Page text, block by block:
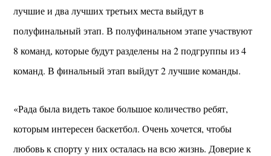
лучшие и два лучших третьих места выйдут в
полуфинальный этап. В полуфинальном этапе участвуют
8 команд, которые будут разделены на 2 подгруппы из 4
команд. В финальный этап выйдут 2 лучшие команды.
«Рада была видеть такое большое количество ребят,
которым интересен баскетбол. Очень хочется, чтобы
любовь к спорту у них осталась на всю жизнь. Доверие к